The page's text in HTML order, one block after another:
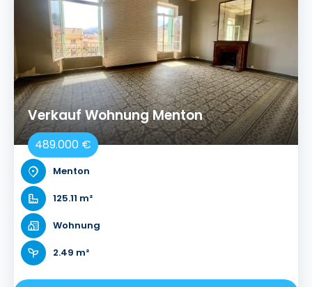
Verkauf Wohnung Menton
489.000 €
Menton
125.11 m²
Wohnung
2.49 m²